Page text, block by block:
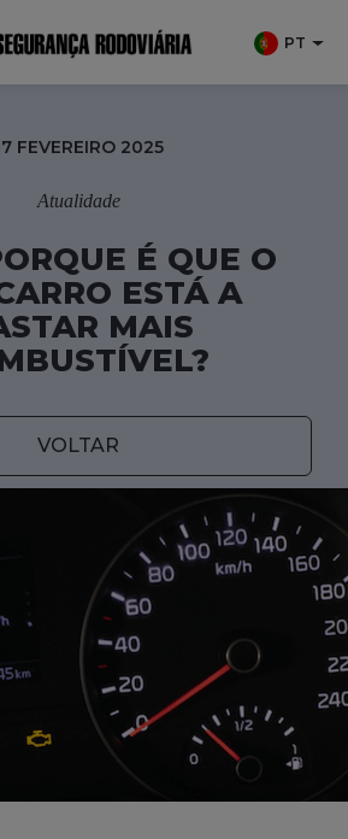
PT
FEVEREIRO 2025
Atualidade
É QUE O
ESTÁ A
MAIS
VOLTAR